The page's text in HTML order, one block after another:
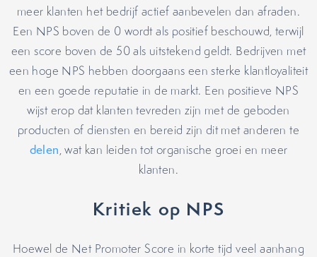
meer klanten het bedrijf actief aanbevelen dan afraden.
Een NPS boven de 0 wordt als positief beschouwd, terwijl
een score boven de 50 als uitstekend geldt. Bedrijven met
een hoge NPS hebben doorgaans een sterke klantloyaliteit
en een goede reputatie in de markt. Een positieve NPS
wijst erop dat klanten tevreden zijn met de geboden
producten of diensten en bereid zijn dit met anderen te
delen, wat kan leiden tot organische groei en meer
klanten.
Kritiek op NPS
Hoewel de Net Promoter Score in korte tijd veel aanhang